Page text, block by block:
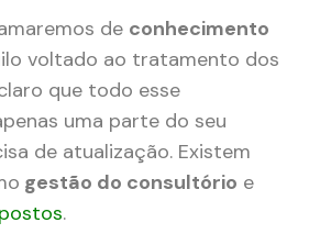
de conhecimento
voltado ao tratamento dos
que todo esse
uma parte do seu
de atualização. Existem
gestão do consultório e
.